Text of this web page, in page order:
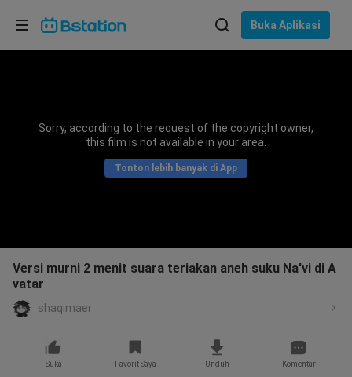
Buka Aplikasi
Sorry, according to the request of the copyright owner,
this film is not available in your area.
Tonton lebih banyak di App
Versi murni 2 menit suara teriakan aneh suku Na'vi di A
vatar
shaqimaer
Suka Favorit Saya Unduh Komentar
Pilih bahasa
Bahasa Indonesia